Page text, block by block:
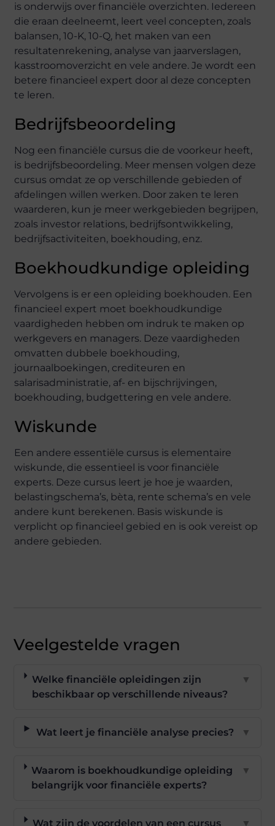
is onderwijs over financiële overzichten. Iedereen
die eraan deelneemt, leert veel concepten, zoals
balansen, 10-K, 10-Q, het maken van een
resultatenrekening, analyse van jaarverslagen,
kasstroomoverzicht en vele andere. Je wordt een
betere financieel expert door al deze concepten
te leren.
Bedrijfsbeoordeling
Nog een financiële cursus die de voorkeur heeft,
is bedrijfsbeoordeling. Meer mensen volgen deze
cursus omdat ze op verschillende gebieden of
afdelingen willen werken. Door zaken te leren
waarderen, kun je meer werkgebieden begrijpen,
zoals investor relations, bedrijfsontwikkeling,
bedrijfsactiviteiten, boekhouding, enz.
Boekhoudkundige opleiding
Vervolgens is er een opleiding boekhouden. Een
financieel expert moet boekhoudkundige
vaardigheden hebben om indruk te maken op
werkgevers en managers. Deze vaardigheden
omvatten dubbele boekhouding,
journaalboekingen, crediteuren en
salarisadministratie, af- en bijschrijvingen,
boekhouding, budgettering en vele andere.
Wiskunde
Een andere essentiële cursus is elementaire
wiskunde, die essentieel is voor financiële
experts. Deze cursus leert je hoe je waarden,
belastingschema’s, bèta, rente schema’s en vele
andere kunt berekenen. Basis wiskunde is
verplicht op financieel gebied en is ook vereist op
andere gebieden.
Veelgestelde vragen
Welke financiële opleidingen zijn
beschikbaar op verschillende niveaus?
▼
Wat leert je financiële analyse precies? ▼
Waarom is boekhoudkundige opleiding
belangrijk voor financiële experts?
▼
Wat zijn de voordelen van een cursus ▼